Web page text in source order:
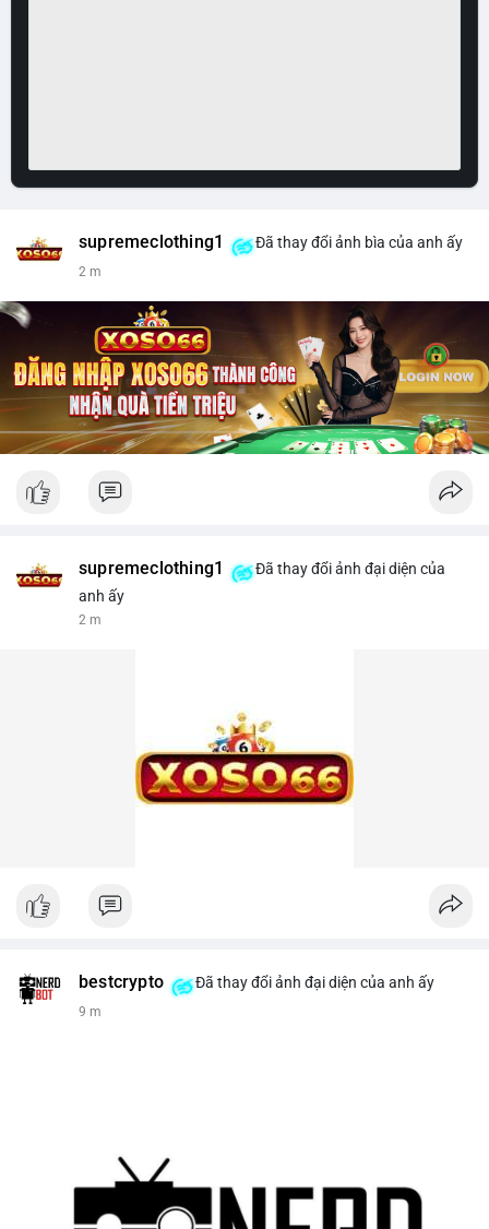
supremeclothing1 Đã thay đổi ảnh bìa của anh ấy
2 m
supremeclothing1
Đã thay đổi ảnh đại diện của
anh ấy
2 m
bestcrypto Đã thay đổi ảnh đại diện của anh ấy
9 m